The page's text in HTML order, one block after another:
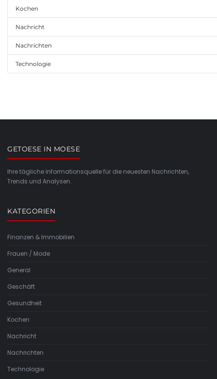
Kochen
Nachricht
Nachrichten
Technologie
GETOESE IN MOESE
Ihre tägliche Informationsquelle für die neuesten Nachrichten,
Trends und Analysen.
KATEGORIEN
Finanzen & Immobilien
Frauen / Mode
General
Geschäft
Gesundheit
Kochen
Nachricht
Nachrichten
Technologie